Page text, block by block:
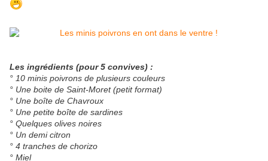
Les ingrédients (pour 5 convives) :
° 10 minis poivrons de plusieurs couleurs
° Une boite de Saint-Moret (petit format)
° Une boîte de Chavroux
° Une petite boîte de sardines
° Quelques olives noires
° Un demi citron
° 4 tranches de chorizo
° Miel